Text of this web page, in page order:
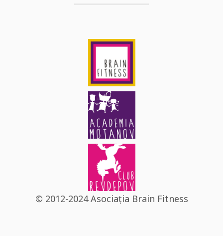
© 2012-2024 Asociația Brain Fitness